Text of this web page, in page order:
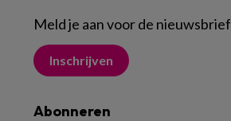
Meld je aan voor de nieuwsbrief
Inschrijven
Abonneren